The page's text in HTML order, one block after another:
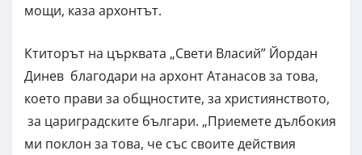
мощи, каза архонтът.
Ктиторът на църквата „Свети Власий” Йордан
Динев благодари на архонт Атанасов за това,
което прави за общностите, за християнството,
за цариградските българи. „Приемете дълбокия
ми поклон за това, че със своите действия